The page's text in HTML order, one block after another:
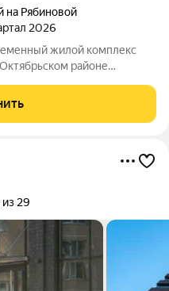
на Рябиновой
2026
жилой комплекс
районе
Почему выбирают
из 29